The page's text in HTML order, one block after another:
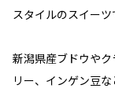
スタイルのスイーツ
新潟県産ブドウや
リー、インゲン豆